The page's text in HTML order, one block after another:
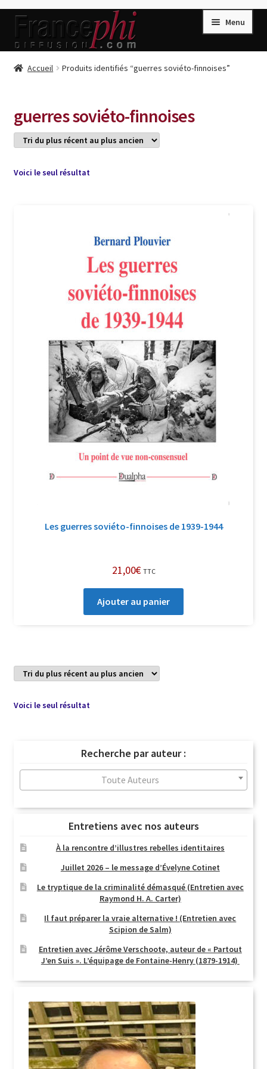
Aller
la
Aller
contenu
Menu
Accueil
Compte
Conditions de Vente
Connection
Livres de Peter Randa
Livres de Philippe Randa
Nous Contacter
Politique de confidentialité et cookies
Qui sommes-nous ?
Soutien à Philippe Randa
Suivi de la Commande
Accueil Produits identifiés “guerres soviéto-finnoises”
guerres soviéto-finnoises
Voici le seul résultat
Les guerres soviéto-finnoises de 1939-1944
21,00€ TTC
Ajouter au panier
Voici le seul résultat
Recherche par auteur :
Toute Auteurs
Entretiens avec nos auteurs
À la rencontre d’illustres rebelles identitaires
Juillet 2026 – le message d’Évelyne Cotinet
Le tryptique de la criminalité démasqué (Entretien avec
Raymond H. A. Carter)
Il faut préparer la vraie alternative ! (Entretien avec
Scipion de Salm)
Entretien avec Jérôme Verschoote, auteur de « Partout
J’en Suis ». L’équipage de Fontaine-Henry (1879-1914)